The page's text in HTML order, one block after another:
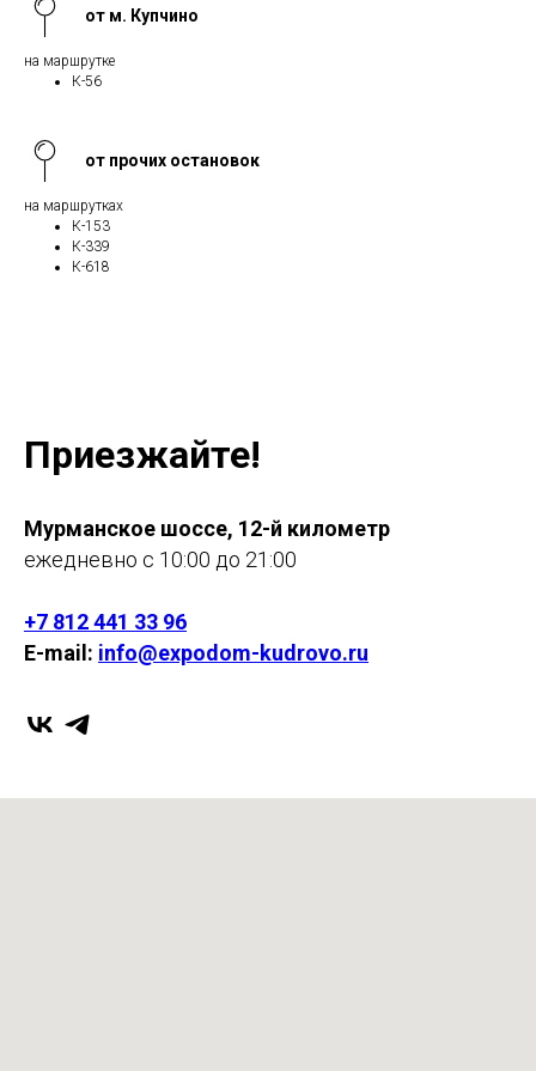
от м. Купчино
на маршрутке
К-56
от прочих остановок
на маршрутках
К-153
К-339
К-618
Приезжайте!
Мурманское шоссе, 12-й километр
ежедневно с 10:00 до 21:00
+7 812 441 33 96
E-mail: info@expodom-kudrovo.ru